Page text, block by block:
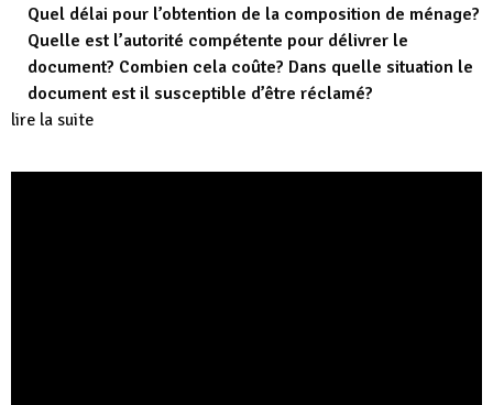
Quel délai pour l’obtention de la composition de ménage?
Quelle est l’autorité compétente pour délivrer le
document? Combien cela coûte? Dans quelle situation le
document est il susceptible d’être réclamé?
lire la suite